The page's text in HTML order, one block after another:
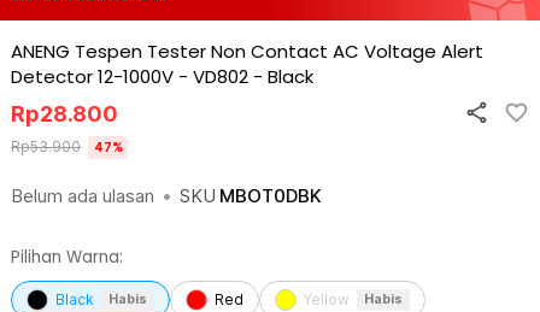
ANENG Tespen Tester Non Contact AC Voltage Alert
Detector 12-1000V - VD802 - Black
Belum ada ulasan • SKU MBOT0DBK
Rp28.800
Rp53.900 47%
Pilihan Warna:
Black Habis Red Yellow Habis